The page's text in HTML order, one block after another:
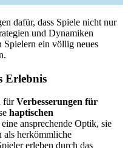
dafür, dass Spiele nicht nur
und Dynamiken
ein völlig neues
Erlebnis
fürVerbesserungen für
haptischen
ansprechende Optik, sie
als herkömmliche
erleben durch das